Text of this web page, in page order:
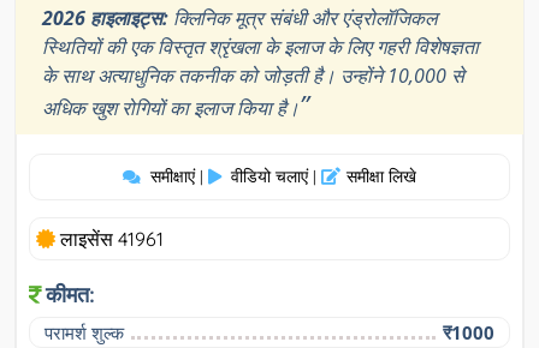
2026 हाइलाइट्स: क्लिनिक मूत्र संबंधी और एंड्रोलॉजिकल
स्थितियों की एक विस्तृत श्रृंखला के इलाज के लिए गहरी विशेषज्ञता
के साथ अत्याधुनिक तकनीक को जोड़ती है। उन्होंने 10,000 से
अधिक खुश रोगियों का इलाज किया है।”
समीक्षाएं | वीडियो चलाएं | समीक्षा लिखे
लाइसेंस 41961
कीमत:
परामर्श शुल्क ₹1000